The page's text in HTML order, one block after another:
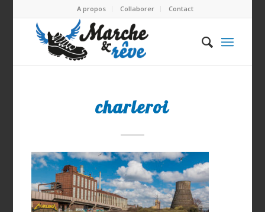
A propos Collaborer Contact
charleroi